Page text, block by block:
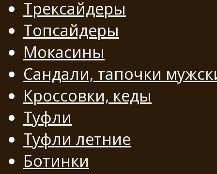
Трексайдеры
Топсайдеры
Мокасины
Сандали, тапочки
Кроссовки, кеды
Туфли
Туфли летние
Ботинки